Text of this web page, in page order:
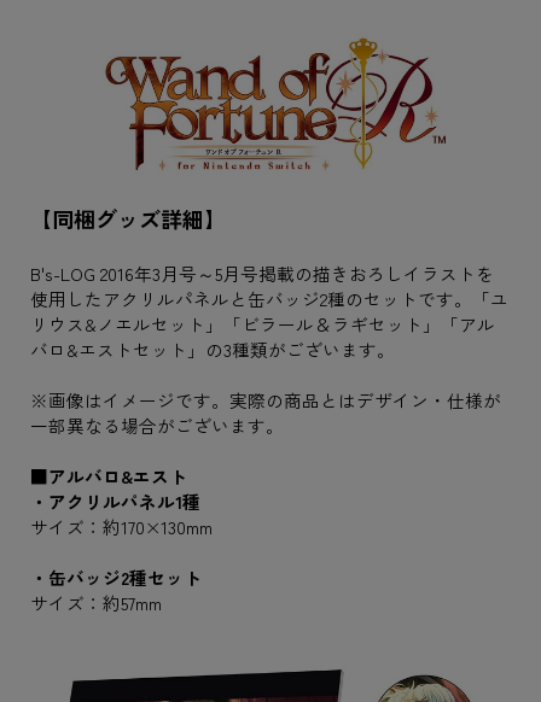
【同梱グッズ詳細】
B's-LOG 2016年3月号～5月号掲載の描きおろしイラストを
使用したアクリルパネルと缶バッジ2種のセットです。「ユ
リウス&ノエルセット」「ビラール＆ラギセット」「アル
バロ&エストセット」の3種類がございます。
※画像はイメージです。実際の商品とはデザイン・仕様が
一部異なる場合がございます。
■アルバロ&エスト
・アクリルパネル1種
サイズ：約170×130mm
・缶バッジ2種セット
サイズ：約57mm